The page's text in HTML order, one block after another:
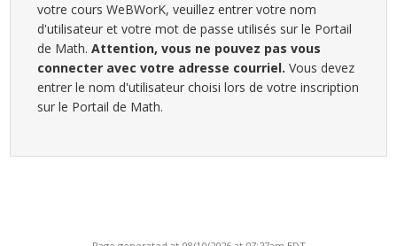
votre cours WeBWorK, veuillez entrer votre nom
d'utilisateur et votre mot de passe utilisés sur le Portail
de Math.Attention, vous ne pouvez pas vous
connecter avec votre adresse courriel. Vous devez
entrer le nom d'utilisateur choisi lors de votre inscription
sur le Portail de Math.